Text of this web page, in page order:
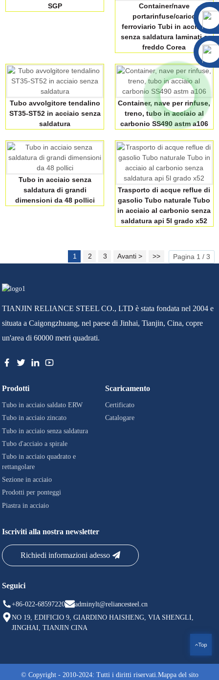
SGP
Container/nave
portarinfuse/carico
ferroviario Tubi in acciaio
senza saldatura laminati a
freddo Corea
Tubo avvolgitore tendalino
ST35-ST52 in acciaio senza
saldatura
Container, nave per rinfuse,
treno, tubo in acciaio al
carbonio SS490 astm a106
Tubo in acciaio senza
saldatura di grandi
dimensioni da 48 pollici
Trasporto di acque reflue di
gasolio Tubo naturale Tubo
in acciaio al carbonio senza
saldatura api 5l grado x52
1 2 3 Avanti > >> Pagina 1 / 3
TIANJIN RELIANCE STEEL CO., LTD è stata fondata nel 2004 e
situata a Caigongzhuang, nel paese di Jinhai, Tianjin, Cina, copre
un'area di 60000 metri quadrati.
Prodotti
Tubo in acciaio saldato ERW
Tubo in acciaio zincato
Tubo in acciaio senza saldatura
Tubo d'acciaio a spirale
Tubo in acciaio quadrato e
rettangolare
Sezione in acciaio
Prodotti per ponteggi
Piastra in acciaio
Scaricamento
Certificato
Catalogare
Iscriviti alla nostra newsletter
Richiedi informazioni adesso
Seguici
+86-022-68597220
adminylt@reliancesteel.cn
NO 19, EDIFICIO 9, GIARDINO HAISHENG, VIA SHENGLI,
JINGHAI, TIANJIN CINA
© Copyright - 2010-2024: Tutti i diritti riservati. Mappa del sito
Top